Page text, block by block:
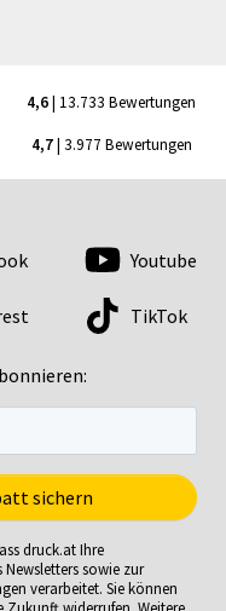
4,6| 13.733 Bewertungen
4,7| 3.977 Bewertungen
Youtube
TikTok
druck.at Ihre
sowie zur
verarbeitet. Sie können
widerrufen. Weitere